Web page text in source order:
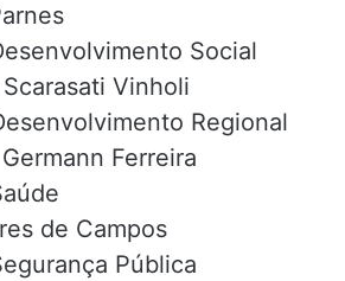
Social
Vinholi
Regional
Ferreira
de Campos
Pública